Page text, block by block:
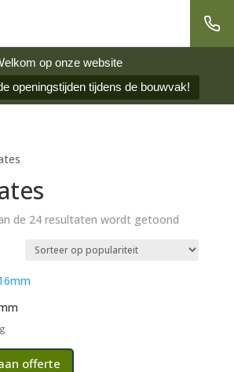
op onze website
openingstijden tijdens de bouwvak!
de 24 resultaten wordt getoond
offerte